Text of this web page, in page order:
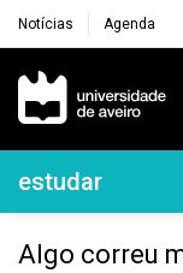
Notícias Agenda
Navegação
Navegação
estudar
Algo correu